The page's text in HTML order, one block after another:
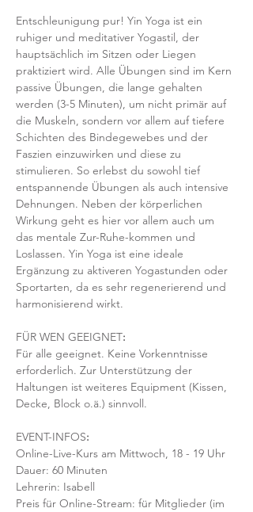
Entschleunigung pur! Yin Yoga ist ein
ruhiger und meditativer Yogastil, der
hauptsächlich im Sitzen oder Liegen
praktiziert wird. Alle Übungen sind im Kern
passive Übungen, die lange gehalten
werden (3-5 Minuten), um nicht primär auf
die Muskeln, sondern vor allem auf tiefere
Schichten des Bindegewebes und der
Faszien einzuwirken und diese zu
stimulieren. So erlebst du sowohl tief
entspannende Übungen als auch intensive
Dehnungen. Neben der körperlichen
Wirkung geht es hier vor allem auch um
das mentale Zur-Ruhe-kommen und
Loslassen. Yin Yoga ist eine ideale
Ergänzung zu aktiveren Yogastunden oder
Sportarten, da es sehr regenerierend und
harmonisierend wirkt.
FÜR WEN GEEIGNET:
Für alle geeignet. Keine Vorkenntnisse
erforderlich. Zur Unterstützung der
Haltungen ist weiteres Equipment (Kissen,
Decke, Block o.ä.) sinnvoll.
EVENT-INFOS:
Online-Live-Kurs am Mittwoch, 18 - 19 Uhr
Dauer: 60 Minuten
Lehrerin: Isabell
Preis für Online-Stream: für Mitglieder (im